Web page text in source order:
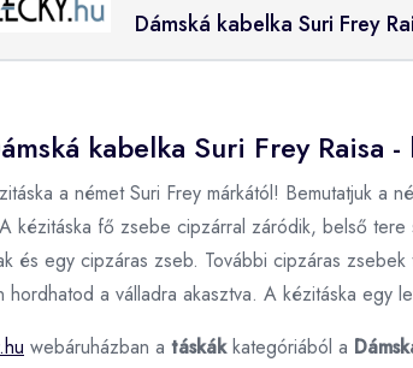
Dámská kabelka Suri Frey
kabelka Suri Frey Raisa
a német Suri Frey márkától! Bemutatjuk a
kézitáska fő zsebe cipzárral záródik, belső
és egy cipzáras zseb. További cipzáras
hordhatod a válladra akasztva. A kézitáska egy
webáruházban a táskákkategóriából a